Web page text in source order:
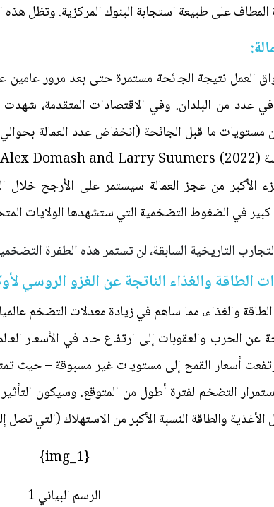
المطاف على طبيعة استجابة البنوك المركزية. وتظل
العمل نتيجة الجائحة مستمرة حتى بعد مرور عامين
عدد من البلدان. وفي الاقتصادات المتقدمة،
الأكبر من عجز العمالة سيستمر على الأرجح خلال
التاريخية السابقة، لن تستمر هذه الطفرة
والغذاء الناتجة عن الغزو الروسي
والغذاء، مما ساهم في زيادة معدلات التضخم
عن الحرب والعقوبات إلى ارتفاع حاد في الأسعار
التضخم لفترة أطول من المتوقع. وسيكون
والطاقة النسبة الأكبر من الاستهلاك (التي تصل إلى 50% في
{img_1}
الرسم البياني 1